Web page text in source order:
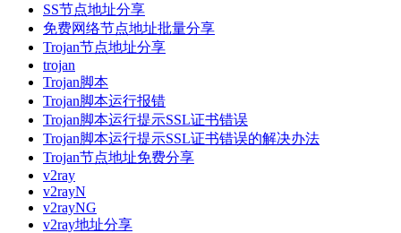
SS节点地址分享
免费网络节点地址批量分享
Trojan节点地址分享
trojan
Trojan脚本
Trojan脚本运行报错
Trojan脚本运行提示SSL证书错误
Trojan脚本运行提示SSL证书错误的解决办法
Trojan节点地址免费分享
v2ray
v2rayN
v2rayNG
v2ray地址分享